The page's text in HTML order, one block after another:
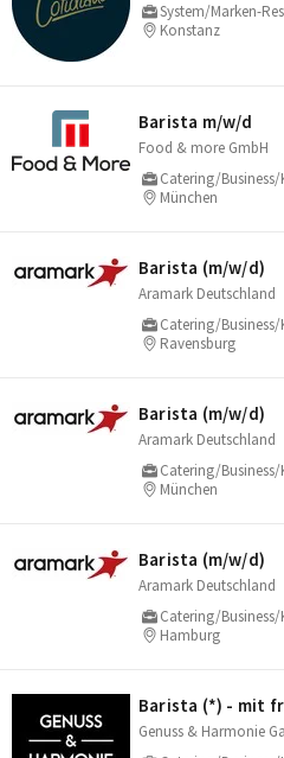
System/Marken-
Konstanz
Barista m/​w/​d
Food & more GmbH
Catering/
München
Barista (m/​w/​d)
Aramark Deutschland
Catering/
Ravensburg
Barista (m/​w/​d)
Aramark Deutschland
Catering/
München
Barista (m/​w/​d)
Aramark Deutschland
Catering/
Hamburg
Barista (*) - mit
Genuss & Harmonie